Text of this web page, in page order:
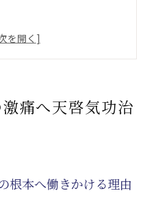
化した天啓気功治療の意
常施術の違いを徹底解説
法で活性化するクンダリ
たな一歩
痛へ天啓気功治
根本へ働きかける理由